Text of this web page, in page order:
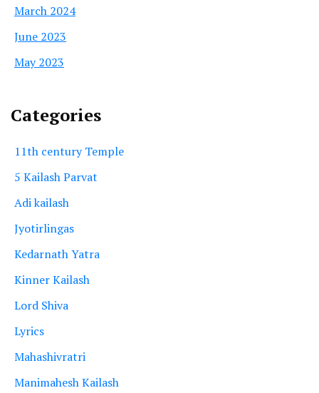
March 2024
June 2023
May 2023
Categories
11th century Temple
5 Kailash Parvat
Adi kailash
Jyotirlingas
Kedarnath Yatra
Kinner Kailash
Lord Shiva
Lyrics
Mahashivratri
Manimahesh Kailash